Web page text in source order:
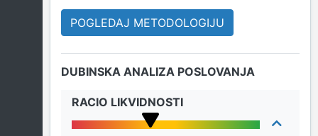
POGLEDAJ METODOLOGIJU
DUBINSKA ANALIZA POSLOVANJA
RACIO LIKVIDNOSTI